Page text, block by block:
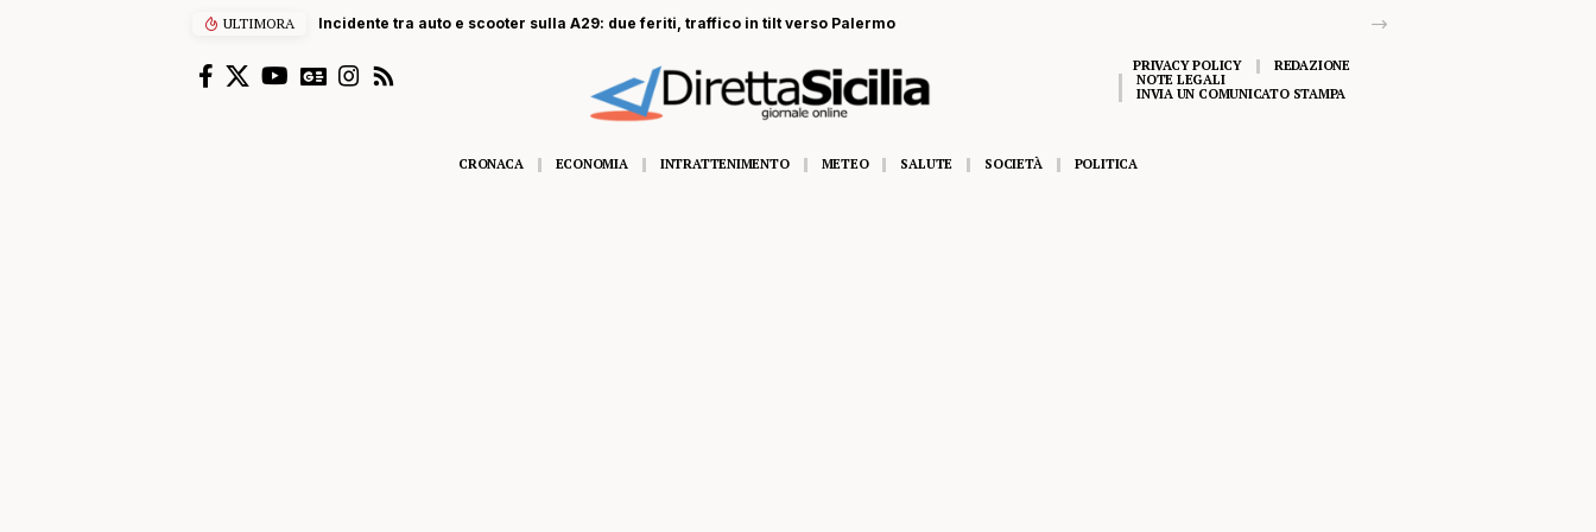
ULTIMORA Incidente tra auto e scooter sulla A29: due feriti, traffico in tilt verso Palermo
PRIVACY POLICY
REDAZIONE
NOTE LEGALI
INVIA UN COMUNICATO STAMPA
CRONACA ECONOMIA INTRATTENIMENTO METEO SALUTE SOCIETÀ POLITICA